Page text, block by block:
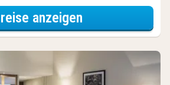
anzeigen